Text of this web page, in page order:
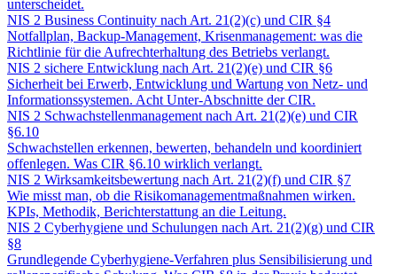
unterscheidet.
NIS 2 Business Continuity nach Art. 21(2)(c) und CIR §4
Notfallplan, Backup-Management, Krisenmanagement: was die
Richtlinie für die Aufrechterhaltung des Betriebs verlangt.
NIS 2 sichere Entwicklung nach Art. 21(2)(e) und CIR §6
Sicherheit bei Erwerb, Entwicklung und Wartung von Netz- und
Informationssystemen. Acht Unter-Abschnitte der CIR.
NIS 2 Schwachstellenmanagement nach Art. 21(2)(e) und CIR
§6.10
Schwachstellen erkennen, bewerten, behandeln und koordiniert
offenlegen. Was CIR §6.10 wirklich verlangt.
NIS 2 Wirksamkeitsbewertung nach Art. 21(2)(f) und CIR §7
Wie misst man, ob die Risikomanagementmaßnahmen wirken.
KPIs, Methodik, Berichterstattung an die Leitung.
NIS 2 Cyberhygiene und Schulungen nach Art. 21(2)(g) und CIR
§8
Grundlegende Cyberhygiene-Verfahren plus Sensibilisierung und